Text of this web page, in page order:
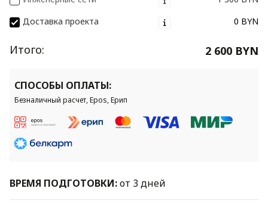
Доставка проекта
0 BYN
Итого: 2 600 BYN
СПОСОБЫ ОПЛАТЫ:
Безналичный расчет, Epos, Ерип
ВРЕМЯ ПОДГОТОВКИ:от 3 дней